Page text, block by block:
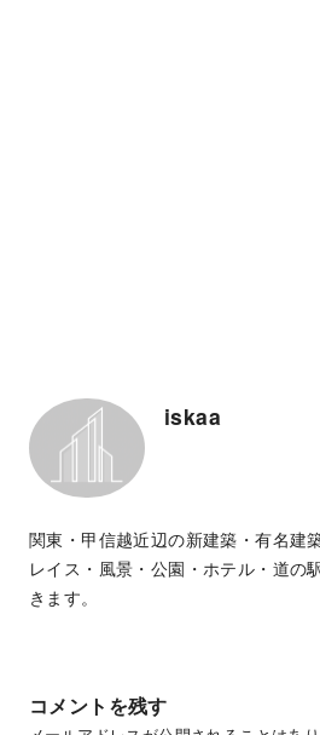
iskaa
関東・甲信越近辺の新建築・有名建
レイス・風景・公園・ホテル・道の
きます。
コメントを残す